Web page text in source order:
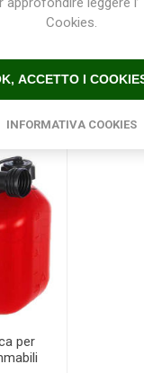
per
Cookies.
ACCETTO I
INFORMATIVA COOKIES